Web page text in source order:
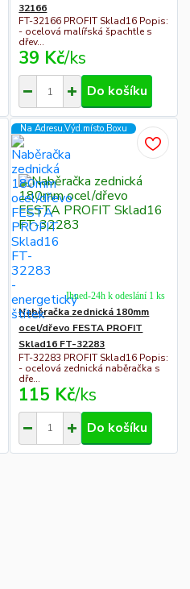
32166
FT-32166 PROFIT Sklad16 Popis:
- ocelová malířská špachtle s
dřev...
39 Kč/ks
Do košíku
Na Adresu,Výd.místo,Boxu
Naběračka zednická 180mm
ocel/dřevo FESTA PROFIT
Sklad16 FT-32283
FT-32283 PROFIT Sklad16 Popis:
- ocelová zednická naběračka s
dře...
115 Kč/ks
Ihned-24h k odeslání 1 ks
Do košíku